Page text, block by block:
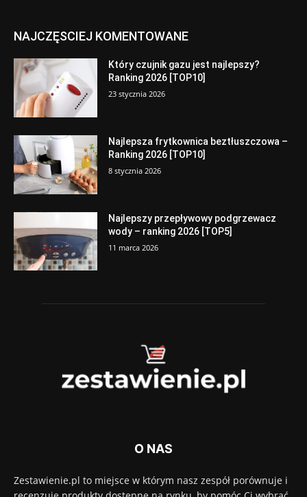
NAJCZĘSCIEJ KOMENTOWANE
Który czujnik gazu jest najlepszy?
Ranking 2026 [TOP10]
23 stycznia 2026
Najlepsza frytkownica beztłuszczowa –
Ranking 2026 [TOP10]
8 stycznia 2026
Najlepszy przepływowy podgrzewacz
wody – ranking 2026 [TOP5]
11 marca 2026
O NAS
Zestawienie.pl to miejsce w którym nasz zespół porównuje i